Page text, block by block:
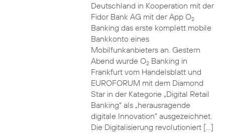
Deutschland in Kooperation mit der
Fidor Bank AG mit der App O2
Banking das erste komplett mobile
Bankkonto eines
Mobilfunkanbieters an. Gestern
Abend wurde O2Banking in
Frankfurt vom Handelsblatt und
EUROFORUM mit dem Diamond
Star in der Kategorie „Digital Retail
Banking“ als „herausragende
digitale Innovation“ ausgezeichnet.
Die Digitalisierung revolutioniert […]